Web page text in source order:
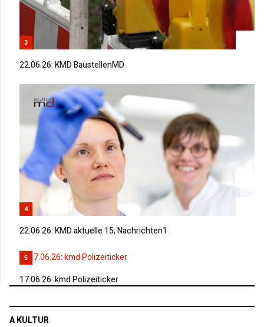
3
22.06.26: KMD BaustellenMD
4
22.06.26: KMD aktuelle 15, Nachrichten1
5
17.06.26: kmd Polizeiticker
A KULTUR